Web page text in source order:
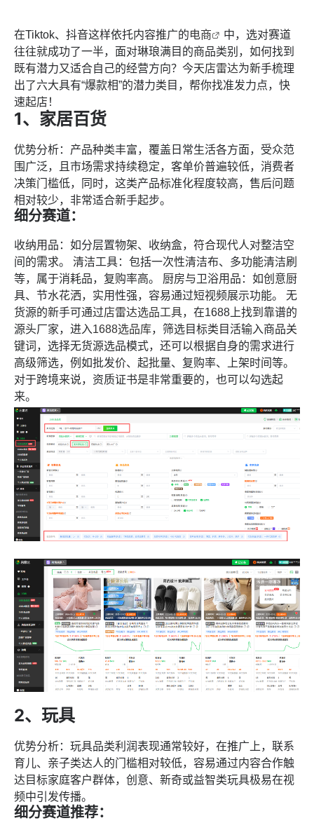
在Tiktok、抖音这样依托内容推广的电商
中，选对赛道
往往就成功了一半，面对琳琅满目的商品类别，如何找到
既有潜力又适合自己的经营方向？今天店雷达为新手梳理
出了六大具有“爆款相”的潜力类目，帮你找准发力点，快
速起店！
1、家居百货
优势分析：产品种类丰富，覆盖日常生活各方面，受众范
围广泛，且市场需求持续稳定，客单价普遍较低，消费者
决策门槛低，同时，这类产品标准化程度较高，售后问题
相对较少，非常适合新手起步。
细分赛道：
收纳用品：如分层置物架、收纳盒，符合现代人对整洁空
间的需求。 清洁工具：包括一次性清洁布、多功能清洁刷
等，属于消耗品，复购率高。 厨房与卫浴用品：如创意厨
具、节水花洒，实用性强，容易通过短视频展示功能。 无
货源的新手可通过店雷达选品工具，在1688上找到靠谱的
源头厂家，进入1688选品库，筛选目标类目活输入商品关
键词，选择无货源选品模式，还可以根据自身的需求进行
高级筛选，例如批发价、起批量、复购率、上架时间等。
对于跨境来说，资质证书是非常重要的，也可以勾选起
来。
2、玩具
优势分析：玩具品类利润表现通常较好，在推广上，联系
育儿、亲子类达人的门槛相对较低，容易通过内容合作触
达目标家庭客户群体，创意、新奇或益智类玩具极易在视
频中引发传播。
细分赛道推荐：